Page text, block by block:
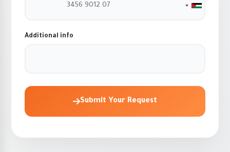
Jordan +962
Additional info
Submit Your Request